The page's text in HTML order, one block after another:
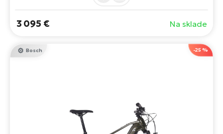
3 095 € Na sklade
-25 %
Bosch